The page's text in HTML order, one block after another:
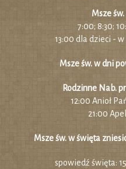
Msze
7:00; 8:30;
13:00 dla dzieci -
Msze św. w dni
Rodzinne Nab.
12:00 Anioł
21:00
Msze św. w święta
spowiedź święta: